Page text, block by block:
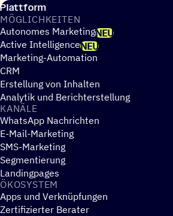
Plattform
MÖGLICH­KEI­TEN
Autonomes MarketingNEU
Active IntelligenceNEU
Marketing-Automation
CRM
Erstellung von Inhalten
Analytik und Berichterstellung
KANÄLE
WhatsApp Nachrichten
E-Mail-Marketing
SMS-Marketing
Segmentierung
Landingpages
ÖKOSYS­TEM
Apps und Verknüpfungen
Zertifizierter Berater